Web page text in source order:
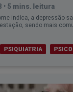
• 5 mins. leitura
indica, a depressão
sendo mais
PSIQUIATRIA